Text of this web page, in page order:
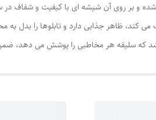
و بر روی آن شیشه ای با کیفیت و شفاف
کند، ظاهر جذابی دارد و تابلوها را بدل به
که سلیقه هر مخاطبی را پوشش می دهد،